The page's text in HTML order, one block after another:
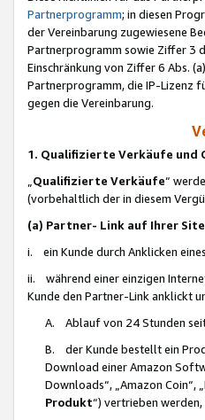
Partnerprogramm; in diesen
der Vereinbarung zugewiesene
Partnerprogramm sowie Ziffer 3
Einschränkung von Ziffer 6 Abs.
Partnerprogramm, die IP-Lizenz
gegen die Vereinbarung.
1. Qualifizierte Verkäufe und
Qualifizierte Verkäufe“
(vorbehaltlich der in diesem
(a) Partner- Link auf Ihrer Site
i. ein Kunde durch Anklicken
ii. während einer einzigen
Kunde den Partner-Link anklickt
A. Ablauf von 24 Stunden
B. der Kunde bestellt ein
Download einer Amazon
Downloads“, „Amazon Coin“,
Produkt“) vertrieben